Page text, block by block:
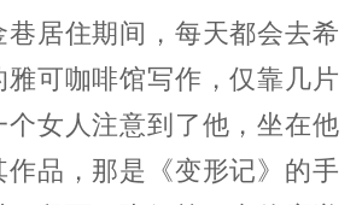
居住期间，每天都会去希
雅可咖啡馆写作，仅靠几片
个女人注意到了他，坐在他
作品，那是《变形记》的手